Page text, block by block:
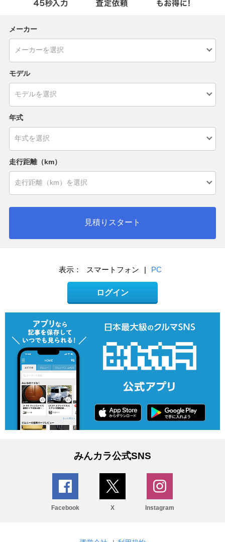
メーカー
モデル
年式
走行距離（km）
見積りスタート
表示： スマートフォン | PC
ログイン
みんカラ公式SNS
Facebook X Instagram